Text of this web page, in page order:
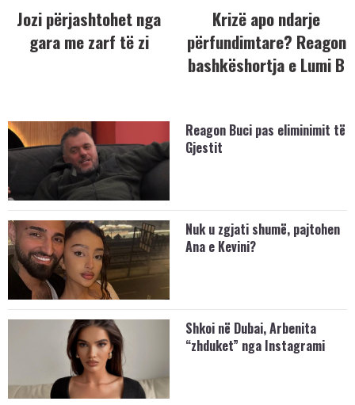
Jozi përjashtohet nga
gara me zarf të zi
Krizë apo ndarje
përfundimtare? Reagon
bashkëshortja e Lumi B
Reagon Buci pas eliminimit të
Gjestit
Nuk u zgjati shumë, pajtohen
Ana e Kevini?
Shkoi në Dubai, Arbenita
“zhduket” nga Instagrami